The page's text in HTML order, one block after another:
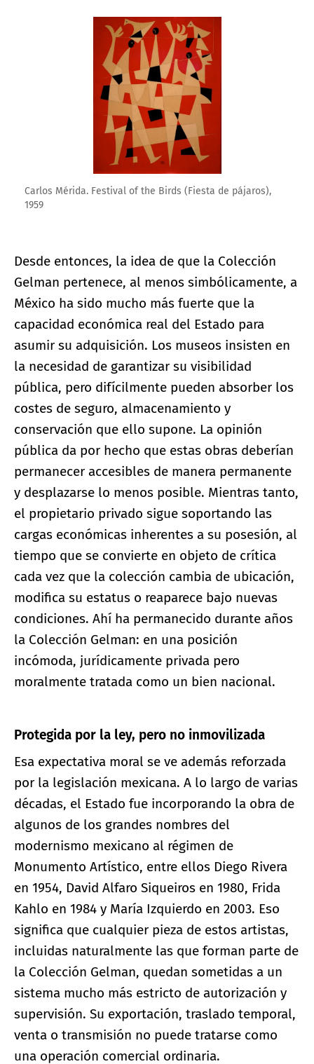
Ampliar imagen
Carlos Mérida. Festival of the Birds (Fiesta de pájaros),
1959
Desde entonces, la idea de que la Colección
Gelman pertenece, al menos simbólicamente, a
México ha sido mucho más fuerte que la
capacidad económica real del Estado para
asumir su adquisición. Los museos insisten en
la necesidad de garantizar su visibilidad
pública, pero difícilmente pueden absorber los
costes de seguro, almacenamiento y
conservación que ello supone. La opinión
pública da por hecho que estas obras deberían
permanecer accesibles de manera permanente
y desplazarse lo menos posible. Mientras tanto,
el propietario privado sigue soportando las
cargas económicas inherentes a su posesión, al
tiempo que se convierte en objeto de crítica
cada vez que la colección cambia de ubicación,
modifica su estatus o reaparece bajo nuevas
condiciones. Ahí ha permanecido durante años
la Colección Gelman: en una posición
incómoda, jurídicamente privada pero
moralmente tratada como un bien nacional.
Protegida por la ley, pero no inmovilizada
Esa expectativa moral se ve además reforzada
por la legislación mexicana. A lo largo de varias
décadas, el Estado fue incorporando la obra de
algunos de los grandes nombres del
modernismo mexicano al régimen de
Monumento Artístico, entre ellos Diego Rivera
en 1954, David Alfaro Siqueiros en 1980, Frida
Kahlo en 1984 y María Izquierdo en 2003. Eso
significa que cualquier pieza de estos artistas,
incluidas naturalmente las que forman parte de
la Colección Gelman, quedan sometidas a un
sistema mucho más estricto de autorización y
supervisión. Su exportación, traslado temporal,
venta o transmisión no puede tratarse como
una operación comercial ordinaria.